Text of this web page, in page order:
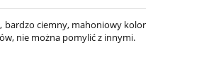
bardzo ciemny, mahoniowy kolor
nie można pomylić z innymi.